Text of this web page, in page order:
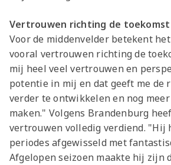
Vertrouwen richting de toekomst
Voor de middenvelder betekent
vooral vertrouwen richting de
mij heel veel vertrouwen en
potentie in mij en dat geeft me de
verder te ontwikkelen en nog
maken." Volgens Brandenburg
vertrouwen volledig verdiend. "Hij
periodes afgewisseld met
Afgelopen seizoen maakte hij zijn